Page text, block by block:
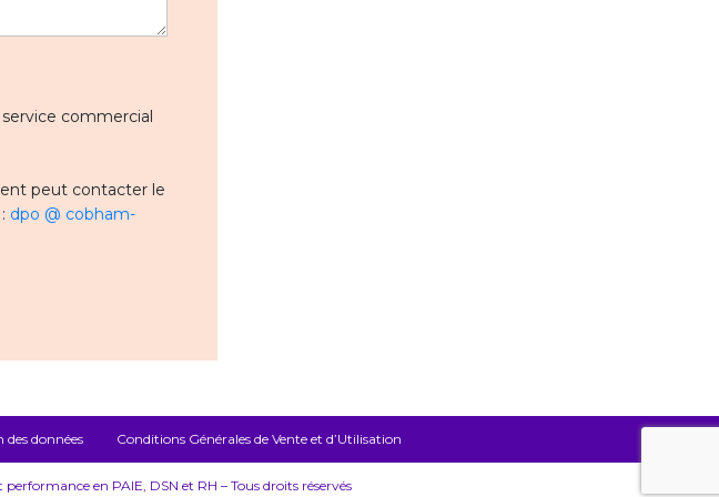
commercial
peut contacter le
dpo @ cobham-
des données Conditions Générales de Vente et d’Utilisation
en PAIE, DSN et RH – Tous droits réservés